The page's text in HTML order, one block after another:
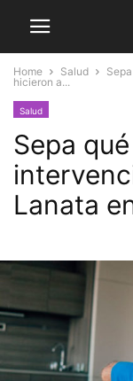
Home Salud
hicieron a...
Salud
Sepa
Lanata